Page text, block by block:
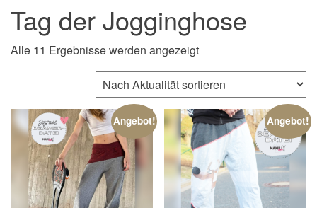
a
v
i
g
a
Tag der Jogginghose
Alle 11 Ergebnisse werden angezeigtNach Aktualität sortiert
Angebot! Angebot!